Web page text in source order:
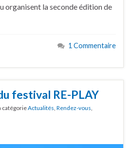
organisent la seconde édition de
1 Commentaire
festival RE-PLAY
catégorieActualités, Rendez-vous,